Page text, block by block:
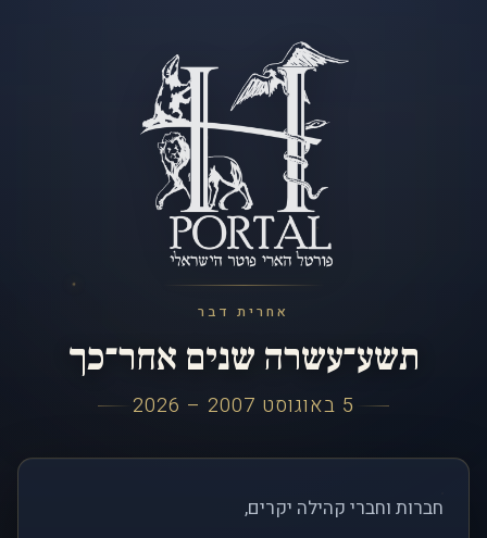
אחרית דבר
תשע־עשרה שנים אחר־כך
5 באוגוסט 2007 – 2026
חברות וחברי קהילה יקרים,